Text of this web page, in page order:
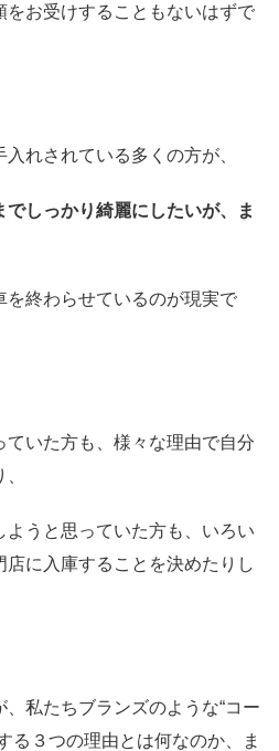
お受けすることもないはずで
れされている多くの方が、
でしっかり綺麗にしたいが、ま
を終わらせているのが現実で
ていた方も、様々な理由で自分
うと思っていた方も、いろい
に入庫することを決めたりし
私たちブランズのような“コー
る３つの理由とは何なのか、ま